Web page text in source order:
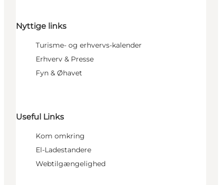
Nyttige links
Turisme- og erhvervs-kalender
Erhverv & Presse
Fyn & Øhavet
Useful Links
Kom omkring
El-Ladestandere
Webtilgængelighed